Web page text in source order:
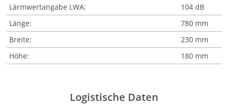
Lärmwertangabe LWA:
104 dB
Länge:
780 mm
Breite:
230 mm
Höhe:
180 mm
Logistische Daten